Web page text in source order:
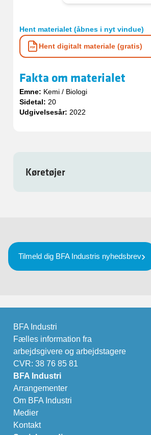
Køretøjer
Hent materialet (åbnes i nyt vindue)
Hent digitalt materiale (gratis)
Fakta om materialet
Emne: Kemi / Biologi
Sidetal: 20
Udgivelsesår: 2022
Tilmeld dig BFA Industris nyhedsbrev
BFA Industri
Fælles information fra
arbejdsgivere og arbejdstagere
CVR: 38 76 85 81
BFA Industri
Arrangementer
Om BFA Industri
Medier
Kontakt